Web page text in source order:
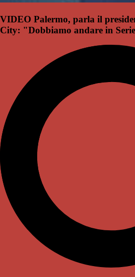
VIDEO Palermo, parla il
City: "Dobbiamo andare in